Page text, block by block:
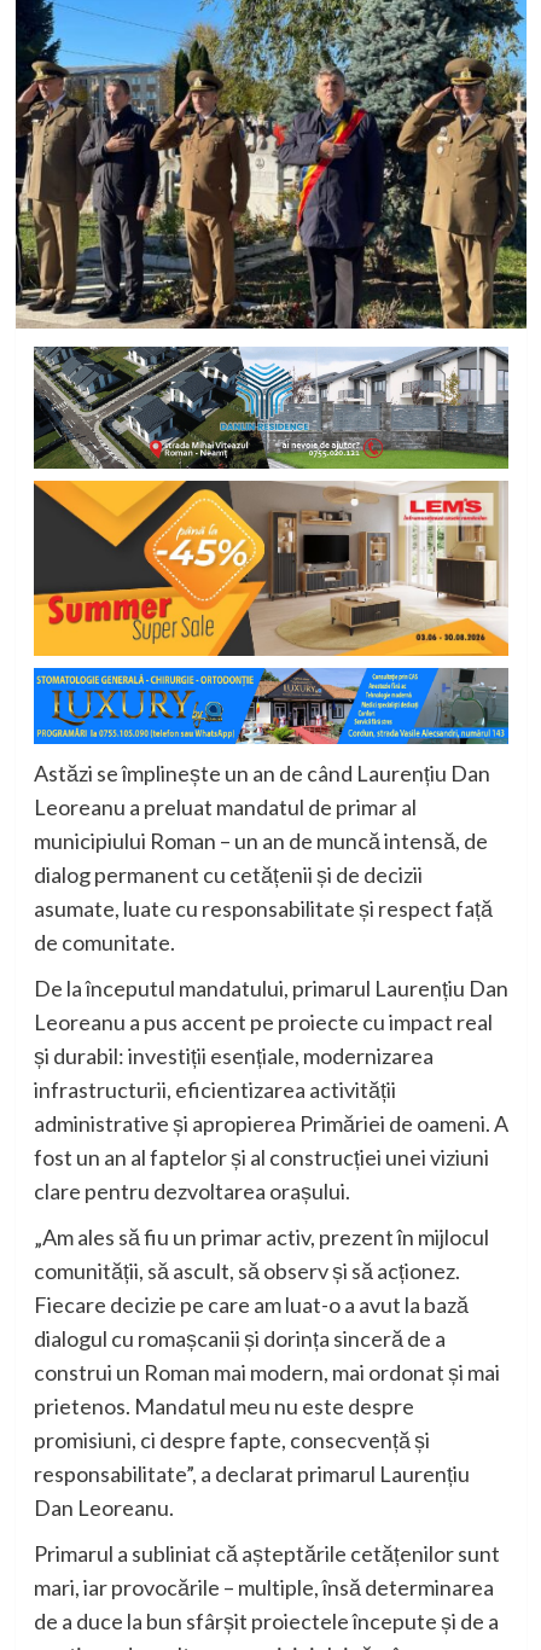
Astăzi se împlinește un an de când Laurențiu Dan
Leoreanu a preluat mandatul de primar al
municipiului Roman – un an de muncă intensă, de
dialog permanent cu cetățenii și de decizii
asumate, luate cu responsabilitate și respect față
de comunitate.
De la începutul mandatului, primarul Laurențiu Dan
Leoreanu a pus accent pe proiecte cu impact real
și durabil: investiții esențiale, modernizarea
infrastructurii, eficientizarea activității
administrative și apropierea Primăriei de oameni. A
fost un an al faptelor și al construcției unei viziuni
clare pentru dezvoltarea orașului.
„Am ales să fiu un primar activ, prezent în mijlocul
comunității, să ascult, să observ și să acționez.
Fiecare decizie pe care am luat-o a avut la bază
dialogul cu romașcanii și dorința sinceră de a
construi un Roman mai modern, mai ordonat și mai
prietenos. Mandatul meu nu este despre
promisiuni, ci despre fapte, consecvență și
responsabilitate”, a declarat primarul Laurențiu
Dan Leoreanu.
Primarul a subliniat că așteptările cetățenilor sunt
mari, iar provocările – multiple, însă determinarea
de a duce la bun sfârșit proiectele începute și de a